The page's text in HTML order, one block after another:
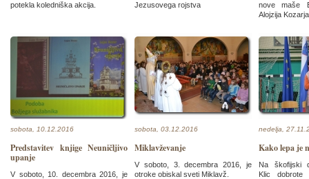
potekla koledniška akcija.
Jezusovega rojstva
nove maše
Alojzija Kozarja
sobota, 10.12.2016
Predstavitev knjige Neuničljivo
upanje
V soboto, 10. decembra 2016, je
sobota, 03.12.2016
Miklavževanje
V soboto, 3. decembra 2016, je
otroke obiskal sveti Miklavž.
nedelja,
Kako lepa je
Na škofijski
Klic